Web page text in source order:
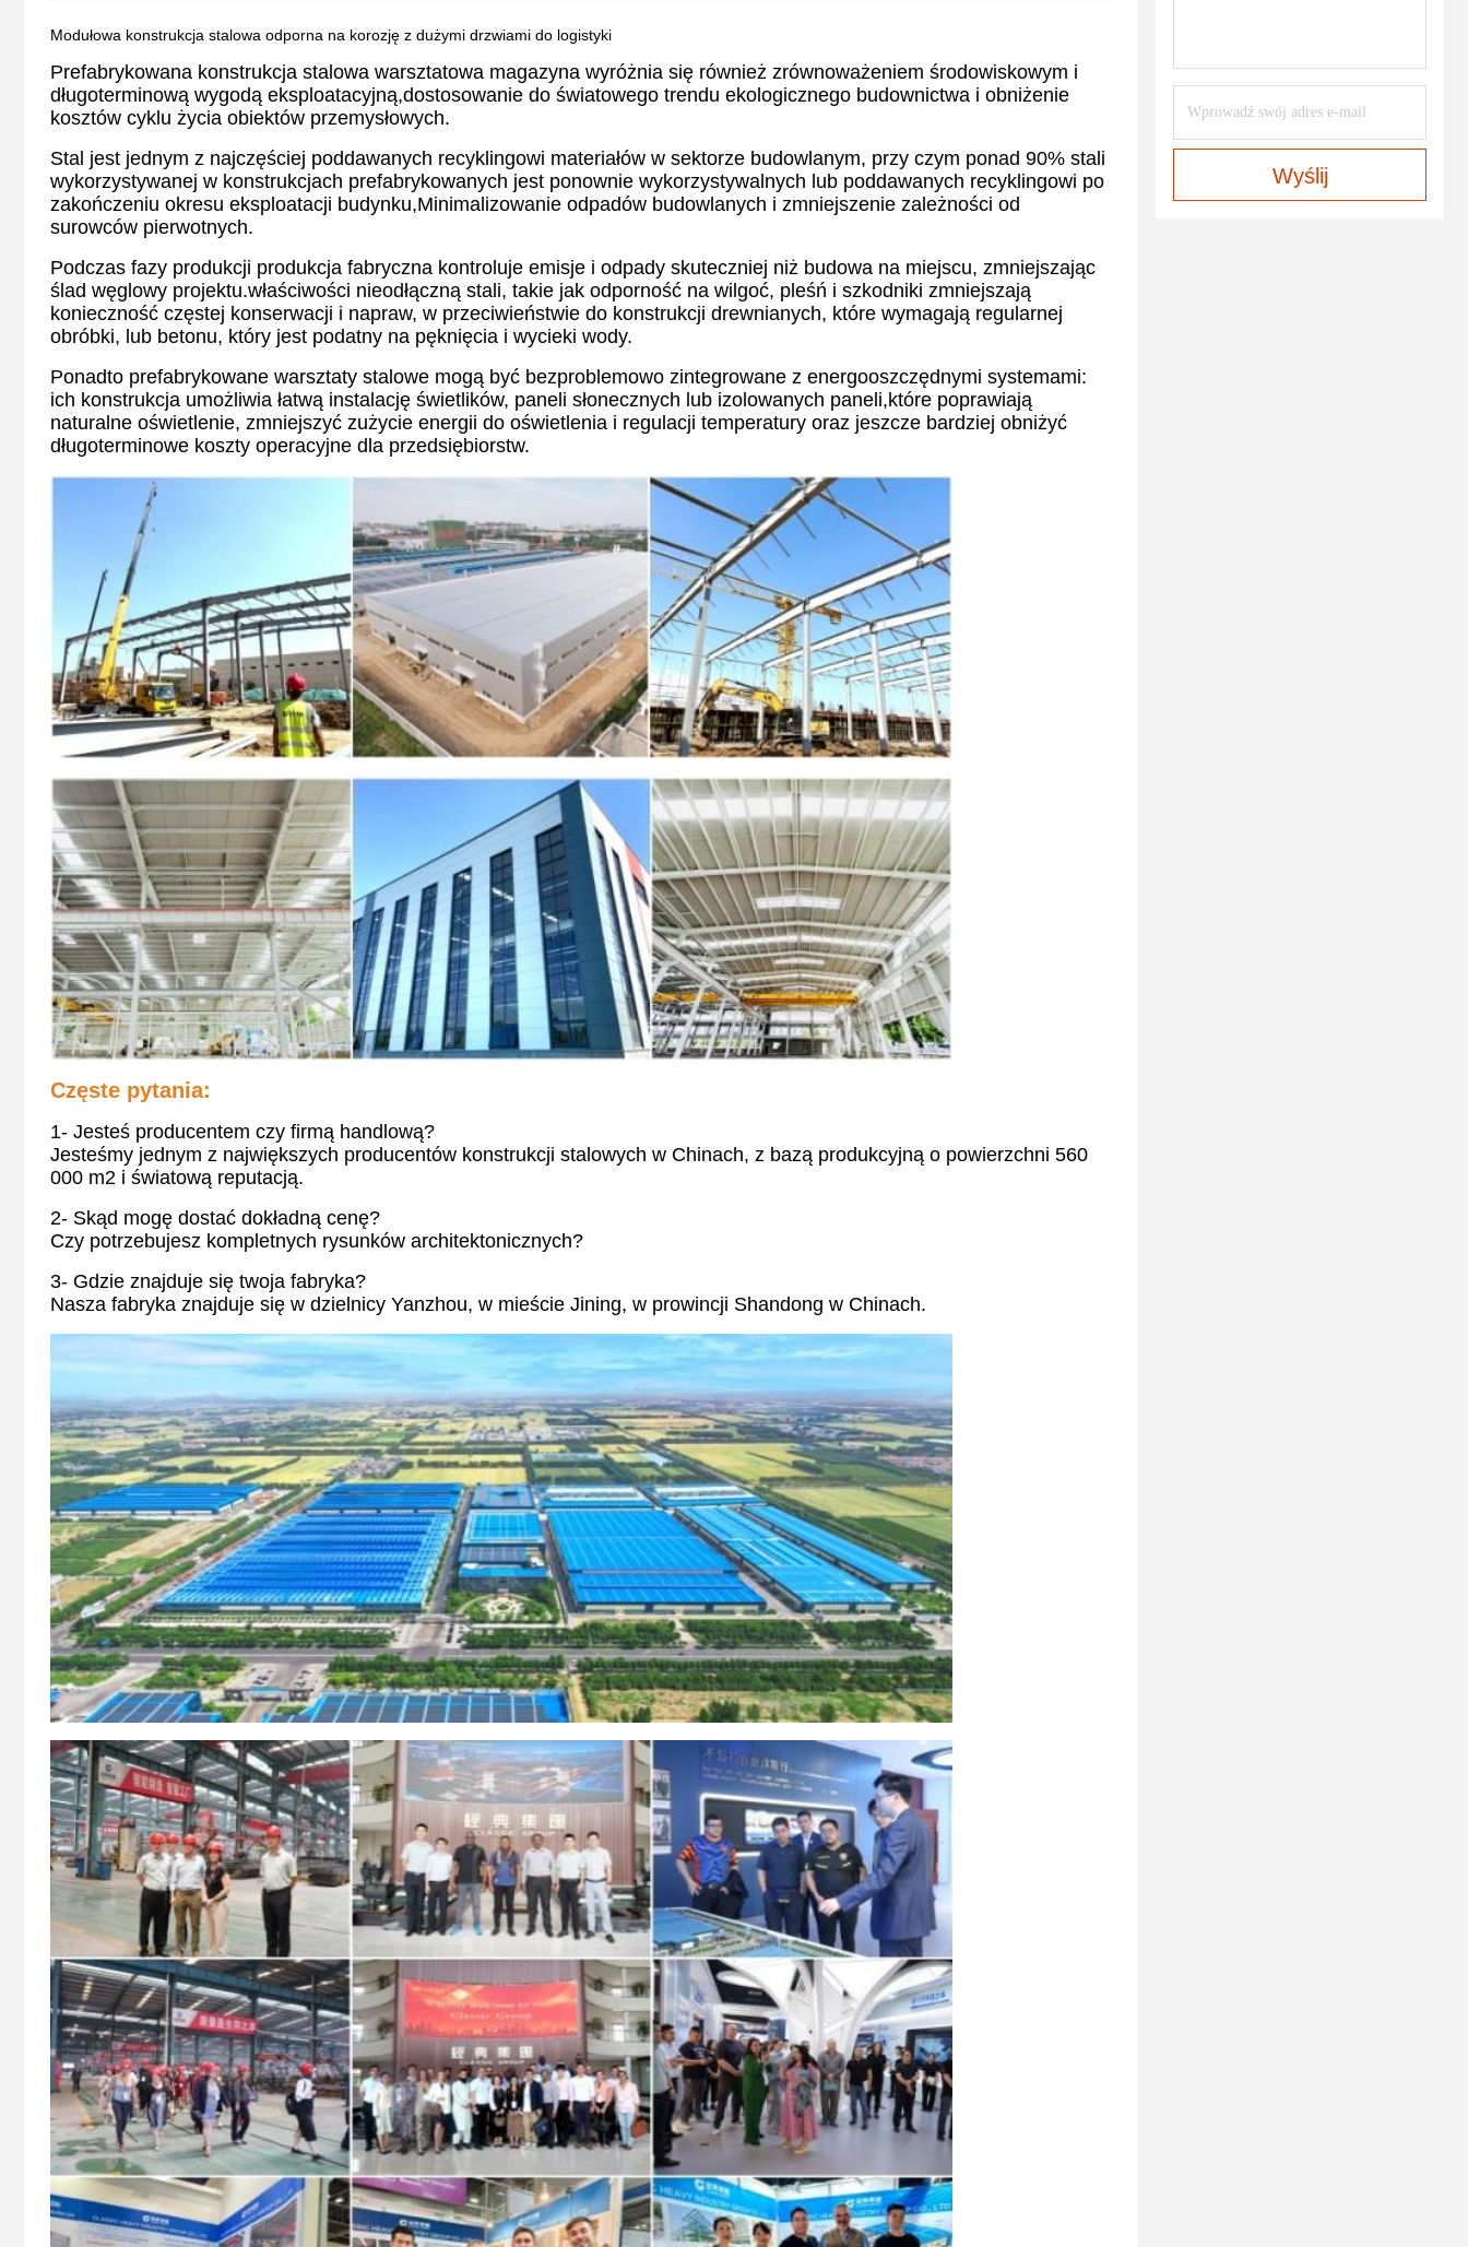
Modułowa konstrukcja stalowa odporna na korozję z dużymi drzwiami do logistyki
Prefabrykowana konstrukcja stalowa warsztatowa magazyna wyróżnia się również zrównoważeniem środowiskowym i
długoterminową wygodą eksploatacyjną,dostosowanie do światowego trendu ekologicznego budownictwa i obniżenie
kosztów cyklu życia obiektów przemysłowych.
Stal jest jednym z najczęściej poddawanych recyklingowi materiałów w sektorze budowlanym, przy czym ponad 90% stali
wykorzystywanej w konstrukcjach prefabrykowanych jest ponownie wykorzystywalnych lub poddawanych recyklingowi po
zakończeniu okresu eksploatacji budynku,Minimalizowanie odpadów budowlanych i zmniejszenie zależności od
surowców pierwotnych.
Podczas fazy produkcji produkcja fabryczna kontroluje emisje i odpady skuteczniej niż budowa na miejscu, zmniejszając
ślad węglowy projektu.właściwości nieodłączną stali, takie jak odporność na wilgoć, pleśń i szkodniki zmniejszają
konieczność częstej konserwacji i napraw, w przeciwieństwie do konstrukcji drewnianych, które wymagają regularnej
obróbki, lub betonu, który jest podatny na pęknięcia i wycieki wody.
Ponadto prefabrykowane warsztaty stalowe mogą być bezproblemowo zintegrowane z energooszczędnymi systemami:
ich konstrukcja umożliwia łatwą instalację świetlików, paneli słonecznych lub izolowanych paneli,które poprawiają
naturalne oświetlenie, zmniejszyć zużycie energii do oświetlenia i regulacji temperatury oraz jeszcze bardziej obniżyć
długoterminowe koszty operacyjne dla przedsiębiorstw.
Częste pytania:
1- Jesteś producentem czy firmą handlową?
Jesteśmy jednym z największych producentów konstrukcji stalowych w Chinach, z bazą produkcyjną o powierzchni 560
000 m2 i światową reputacją.
2- Skąd mogę dostać dokładną cenę?
Czy potrzebujesz kompletnych rysunków architektonicznych?
3- Gdzie znajduje się twoja fabryka?
Nasza fabryka znajduje się w dzielnicy Yanzhou, w mieście Jining, w prowincji Shandong w Chinach.
Wyślij